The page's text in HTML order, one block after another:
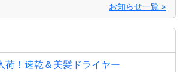
お知らせ一覧 »
荷！速乾＆美髪ドライヤー